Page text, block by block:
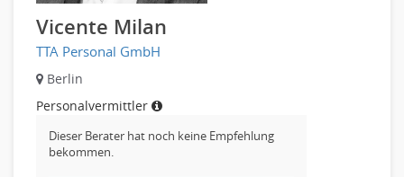
Vicente Milan
TTA Personal GmbH
Berlin
Personalvermittler
Dieser Berater hat noch keine Empfehlung
bekommen.